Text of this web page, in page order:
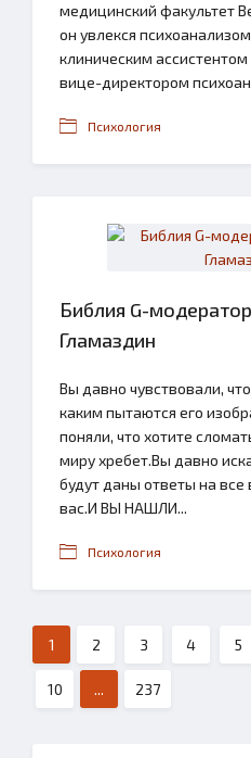
медицинский факультет
он увлекся
клиническим
вице-директором
Психология
Библия G-
Гламаздин
Вы давно чувствовали,
каким пытаются его
поняли, что хотите
миру хребет.Вы давно
будут даны ответы на
вас.И ВЫ НАШЛИ...
Психология
1 2 3 4 5
10 ... 237